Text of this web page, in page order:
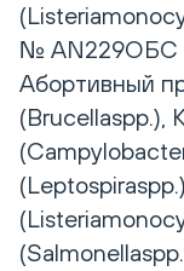
№ AN229ОБС
Абортивный
(Brucellaspp.),